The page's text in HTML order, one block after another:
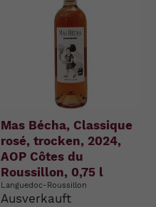
Mas Bécha, Classique
rosé, trocken, 2024,
AOP Côtes du
Roussillon, 0,75 l
Languedoc-Roussillon
Ausverkauft